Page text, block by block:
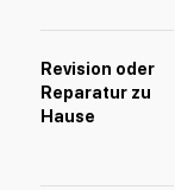
Revision oder
Reparatur zu
Hause